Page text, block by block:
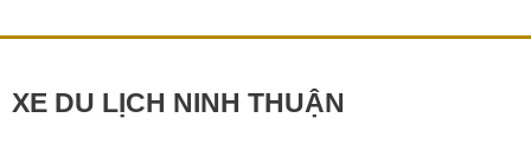
XE DU LỊCH NINH THUẬN